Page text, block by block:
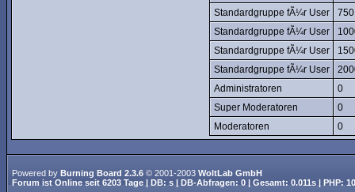
Standardgruppe fÃ¼r User
750
Standardgruppe fÃ¼r User
Standardgruppe fÃ¼r User
Standardgruppe fÃ¼r User
Administratoren
0
Super Moderatoren
0
Moderatoren
0
Powered by Burning Board 2.3.6 © 2001-2003 WoltLab GmbH
Forum ist Online seit 6203 Tage | DB: s | DB-Abfragen: 0 | Gesamt: 0.011s | PHP: